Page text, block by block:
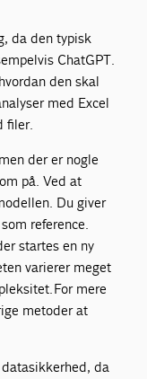
da den typisk
ChatGPT.
den skal
med Excel
filer.
der er nogle
på. Ved at
Du giver
reference.
startes en ny
varierer meget
For mere
metoder at
da